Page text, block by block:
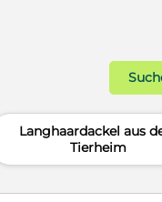
Langhaardackel aus
Tierheim